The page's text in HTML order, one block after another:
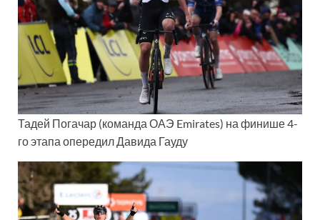
Тадей Погачар (команда ОАЭ Emirates) на финише 4-
го этапа опередил Давида Гауду